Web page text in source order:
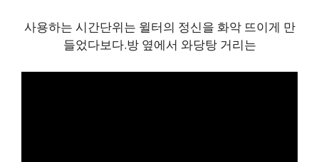
사용하는 시간단위는 윌터의 정신을 화악 뜨이게 만
들었다보다.방 옆에서 와당탕 거리는